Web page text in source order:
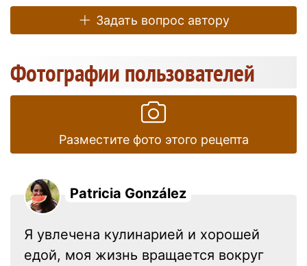
Задать вопрос автору
Фотографии пользователей
Разместите фото этого рецепта
Patricia González
Я увлечена кулинарией и хорошей
едой, моя жизнь вращается вокруг